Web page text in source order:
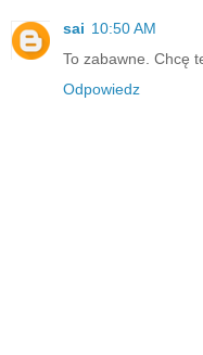
sai 10:50 AM
To zabawne. Chcę
Odpowiedz